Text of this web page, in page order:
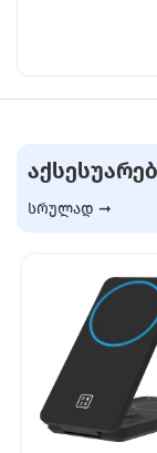
სრულად ➞